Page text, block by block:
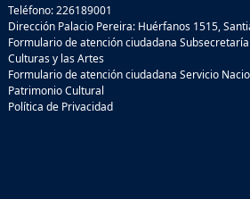
Teléfono: 226189001
Dirección Palacio Pereira: Huérfanos 1515,
Formulario de atención ciudadana
Culturas y las Artes
Formulario de atención ciudadana Servicio
Patrimonio Cultural
Política de Privacidad